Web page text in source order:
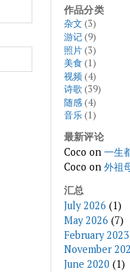
作品分类
杂文 (3)
游记(9)
照片(3)
美食 (1)
视频(4)
诗歌 (39)
随感(4)
音乐(1)
最新评论
Coco on 一生
Coco on 外祖
汇总
July 2026 (1)
May 2026 (7)
February 2023
November
June 2020 (1)